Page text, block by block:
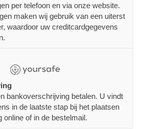
per telefoon en via onze website.
maken wij gebruik van een uiterst
waardoor uw creditcardgegevens
bankoverschrijving betalen. U vindt
in de laatste stap bij het plaatsen
online of in de bestelmail.